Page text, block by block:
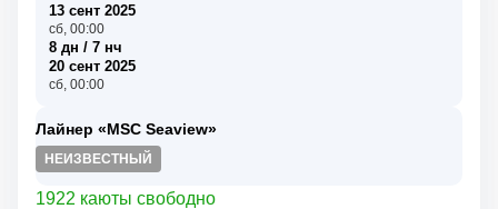
13 сент 2025
сб, 00:00
8 дн / 7 нч
20 сент 2025
сб, 00:00
Лайнер «MSC Seaview»
НЕИЗВЕСТНЫЙ
1922 каюты свободно